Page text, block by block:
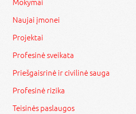
Naujai įmonei
Projektai
Profesinė sveikata
Priešgaisrinė ir civilinė sauga
Profesinė rizika
Teisinės paslaugos